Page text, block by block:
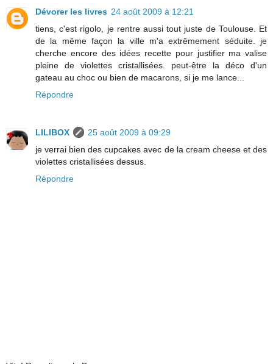
Dévorer les livres 24 août 2009 à 12:21
tiens, c'est rigolo, je rentre aussi tout juste de Toulouse. Et
de la même façon la ville m'a extrêmement séduite. je
cherche encore des idées recette pour justifier ma valise
pleine de violettes cristallisées. peut-être la déco d'un
gateau au choc ou bien de macarons, si je me lance...
Répondre
LILIBOX
25 août 2009 à 09:29
je verrai bien des cupcakes avec de la cream cheese et des
violettes cristallisées dessus.
Répondre